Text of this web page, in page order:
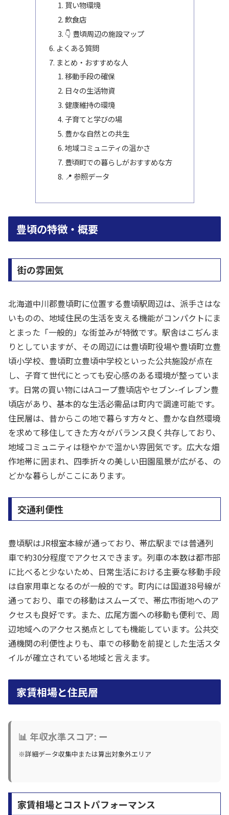
買い物環境
飲食店
👇 豊頃周辺の施設マップ
よくある質問
まとめ・おすすめな人
移動手段の確保
日々の生活物資
健康維持の環境
子育てと学びの場
豊かな自然との共生
地域コミュニティの温かさ
豊頃町での暮らしがおすすめな方
📍 参照データ
豊頃の特徴・概要
街の雰囲気
北海道中川郡豊頃町に位置する豊頃駅周辺は、派手さはな
いものの、地域住民の生活を支える機能がコンパクトにま
とまった「一般的」な街並みが特徴です。駅舎はこぢんま
りとしていますが、その周辺には豊頃町役場や豊頃町立豊
頃小学校、豊頃町立豊頃中学校といった公共施設が点在
し、子育て世代にとっても安心感のある環境が整っていま
す。日常の買い物にはAコープ豊頃店やセブン-イレブン豊
頃店があり、基本的な生活必需品は町内で調達可能です。
住民層は、昔からこの地で暮らす方々と、豊かな自然環境
を求めて移住してきた方々がバランス良く共存しており、
地域コミュニティは穏やかで温かい雰囲気です。広大な畑
作地帯に囲まれ、四季折々の美しい田園風景が広がる、の
どかな暮らしがここにあります。
交通利便性
豊頃駅はJR根室本線が通っており、帯広駅までは普通列
車で約30分程度でアクセスできます。列車の本数は都市部
に比べると少ないため、日常生活における主要な移動手段
は自家用車となるのが一般的です。町内には国道38号線が
通っており、車での移動はスムーズで、帯広市街地へのア
クセスも良好です。また、広尾方面への移動も便利で、周
辺地域へのアクセス拠点としても機能しています。公共交
通機関の利便性よりも、車での移動を前提とした生活スタ
イルが確立されている地域と言えます。
家賃相場と住民層
📊 年収水準スコア: ー
※詳細データ収集中または算出対象外エリア
家賃相場とコストパフォーマンス